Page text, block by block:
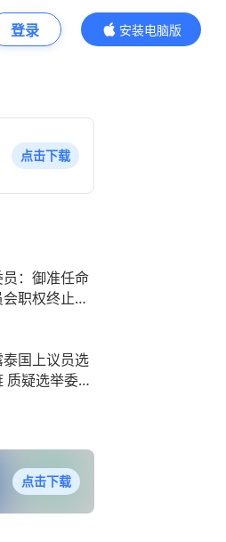
登录
安装电脑版
内容更精彩
点击下载
：御准任命
职权终止，
支持
国上议员选
质疑选举委员
罪
点击下载